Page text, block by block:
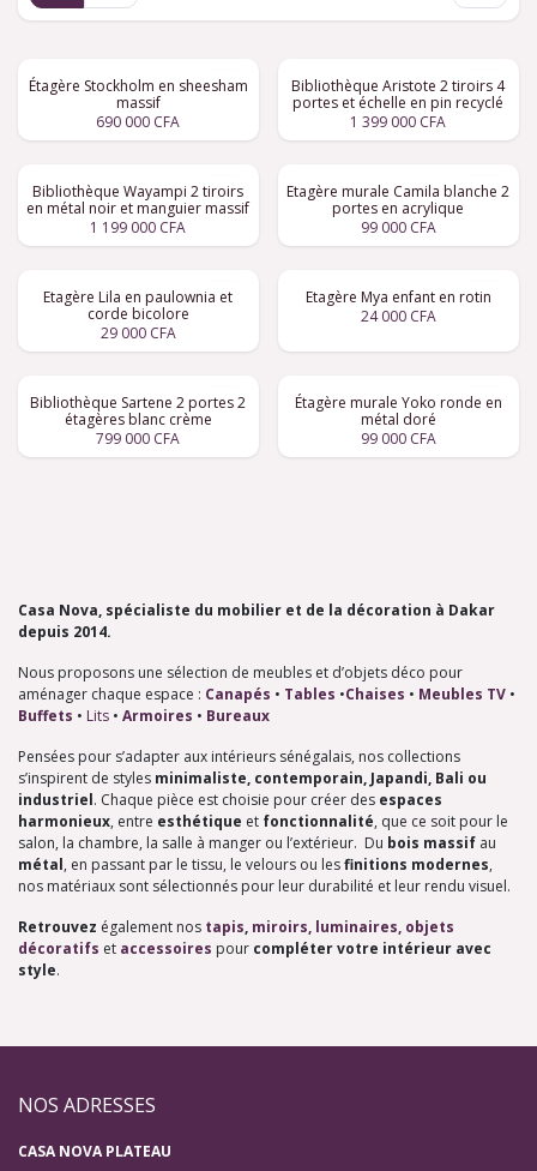
Étagère Stockholm en sheesham
massif
690 000 CFA
Bibliothèque Aristote 2 tiroirs 4
portes et échelle en pin recyclé
1 399 000 CFA
Bibliothèque Wayampi 2 tiroirs
en métal noir et manguier massif
1 199 000 CFA
Etagère murale Camila blanche 2
portes en acrylique
99 000CFA
Etagère Lila en paulownia et
corde bicolore
29 000CFA
Etagère Mya enfant en rotin
24 000CFA
Bibliothèque Sartene 2 portes 2
étagères blanc crème
799 000 CFA
Étagère murale Yoko ronde en
métal doré
99 000CFA
Casa Nova, spécialiste du mobilier et de la décoration à Dakar
depuis 2014.
Nous proposons une sélection de meubles et d’objets déco pour
aménager chaque espace : Ca​napés • Tables •Chaises • M​eubles TV •
Buffets • Lits • Armoires • Bureaux
Pensées pour s’adapter aux intérieurs sénégalais, nos collections
s’inspirent de styles minimaliste, contemporain, Japandi, Bali ou
industriel. Chaque pièce est choisie pour créer des espaces
harmonieux, entre esthétique et fonctionnalité, que ce soit pour le
salon, la chambre, la salle à manger ou l’extérieur. Du bois massif au
métal, en passant par le tissu, le velours ou lesfinitions modernes,
nos matériaux sont sélectionnés pour leur durabilité et leur rendu visuel.
Retrouvez également nos tapis, miroirs, luminaires, objets
décoratifs et accessoires pour compléter votre intérieur avec
style.
NOS ADRESSES
CASA NOVA PLATEAU